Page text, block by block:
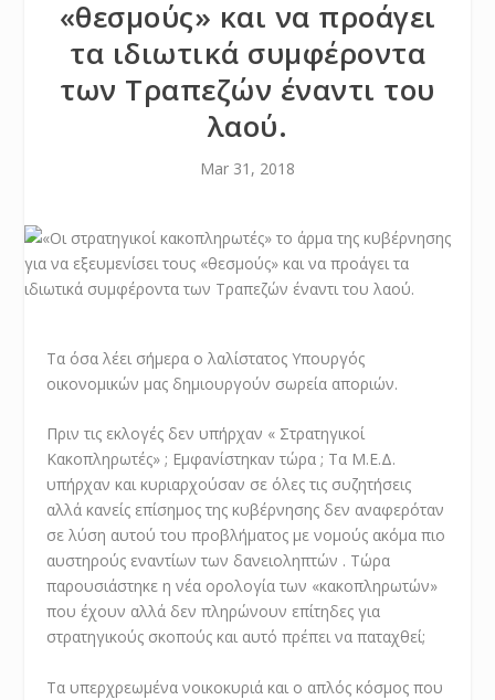
«θεσμούς» και να προάγει
τα ιδιωτικά συμφέροντα
των Τραπεζών έναντι του
λαού.
Mar 31, 2018
Τα όσα λέει σήμερα ο λαλίστατος Υπουργός
οικονομικών μας δημιουργούν σωρεία αποριών.
Πριν τις εκλογές δεν υπήρχαν « Στρατηγικοί
Κακοπληρωτές» ; Εμφανίστηκαν τώρα ; Τα Μ.Ε.Δ.
υπήρχαν και κυριαρχούσαν σε όλες τις συζητήσεις
αλλά κανείς επίσημος της κυβέρνησης δεν αναφερόταν
σε λύση αυτού του προβλήματος με νομούς ακόμα πιο
αυστηρούς εναντίων των δανειοληπτών . Τώρα
παρουσιάστηκε η νέα ορολογία των «κακοπληρωτών»
που έχουν αλλά δεν πληρώνουν επίτηδες για
στρατηγικούς σκοπούς και αυτό πρέπει να παταχθεί;
Τα υπερχρεωμένα νοικοκυριά και ο απλός κόσμος που